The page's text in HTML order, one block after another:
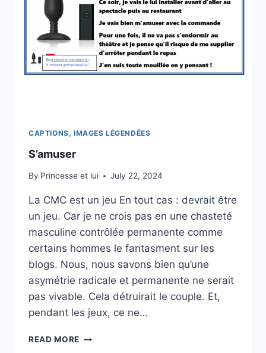
CAPTIONS, IMAGES LÉGENDÉES
S’amuser
By Princesse et lui July 22, 2024
La CMC est un jeu En tout cas : devrait être
un jeu. Car je ne crois pas en une chasteté
masculine contrôlée permanente comme
certains hommes le fantasment sur les
blogs. Nous, nous savons bien qu’une
asymétrie radicale et permanente ne serait
pas vivable. Cela détruirait le couple. Et,
pendant les jeux, ce ne…
READ MORE S’AMUSER